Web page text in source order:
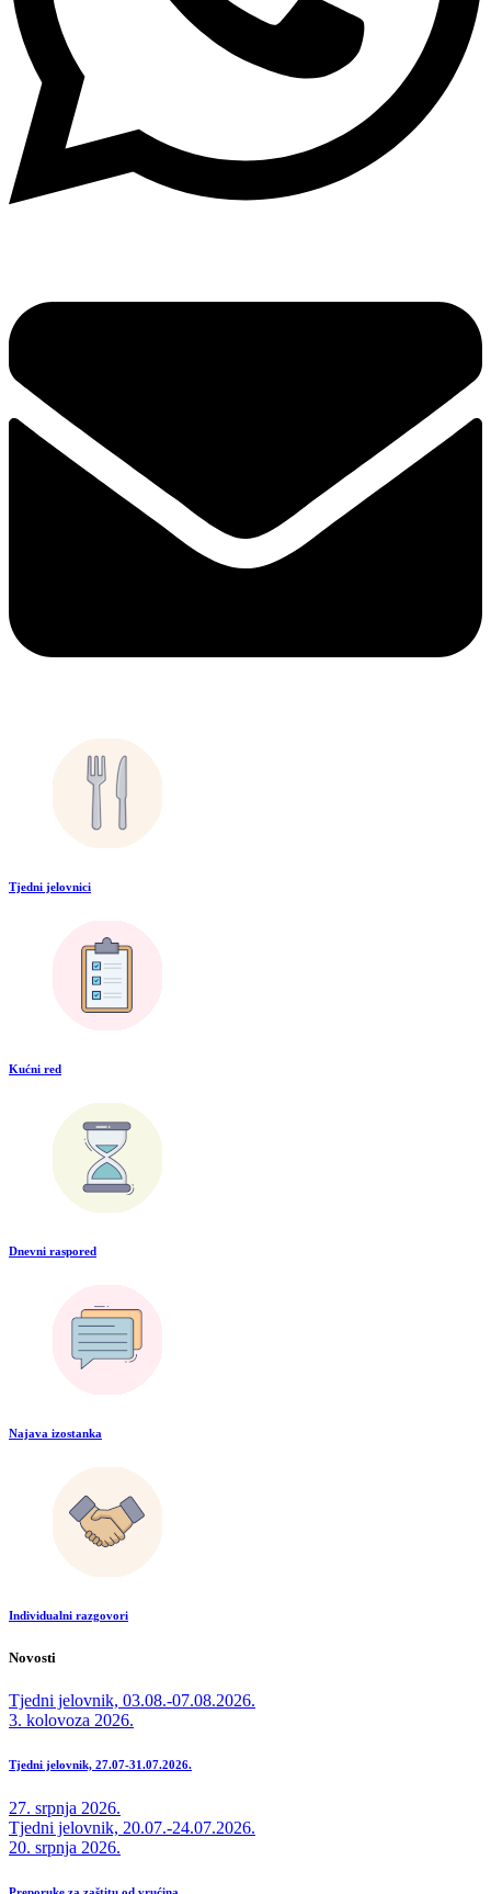
Tjedni jelovnici
Kućni red
Dnevni raspored
Najava izostanka
Individualni razgovori
Novosti
Tjedni jelovnik, 03.08.-07.08.2026.
3. kolovoza 2026.
Tjedni jelovnik, 27.07-31.07.2026.
27. srpnja 2026.
Tjedni jelovnik, 20.07.-24.07.2026.
20. srpnja 2026.